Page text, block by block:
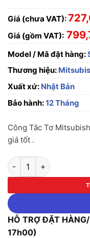
Giá (chưa VAT):
Giá (gồm VAT):
Model / Mã đặt hàng:
Thương hiệu:
Xuất xứ: Nhật Bản
Bảo hành:12 Tháng
Công Tắc Tơ
giá tốt .
Công Tắc Tơ
HỖ TRỢ ĐẶT
17h00)